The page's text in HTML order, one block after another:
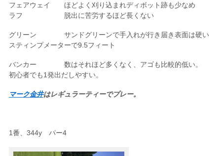
フェアウェイ ほどよく刈り込まれディボット跡も少なめ
ラフ 脱出に苦労するほど長くない
グリーン サンドグリーンで手入れが行き届き表面は硬い
スティンプメーターで9.5フィート
バンカー 数はそれほど多くなく、アゴも比較的低い。
初心者でも1発出だしやすい。
マーク金井はレギュラーティーでプレー。
1番、344y パー4